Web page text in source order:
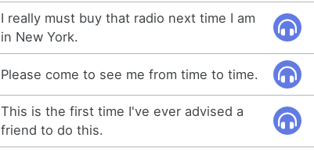
I really must buy that radio next time I am
in New York.
Please come to see me from time to time.
This is the first time I've ever advised a
friend to do this.